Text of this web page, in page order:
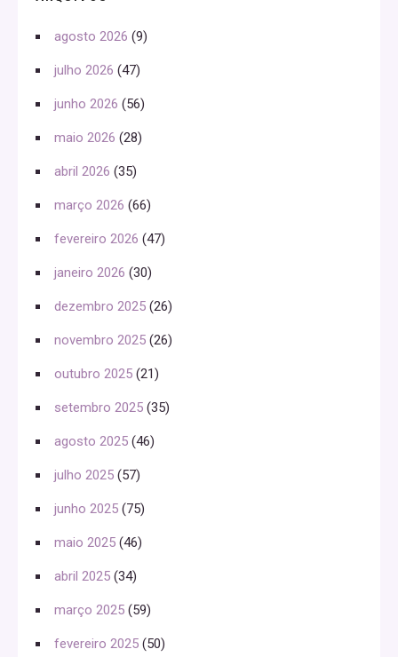
agosto 2026 (9)
julho 2026 (47)
junho 2026 (56)
maio 2026 (28)
abril 2026 (35)
março 2026 (66)
fevereiro 2026 (47)
janeiro 2026 (30)
dezembro 2025 (26)
novembro 2025 (26)
outubro 2025 (21)
setembro 2025 (35)
agosto 2025 (46)
julho 2025 (57)
junho 2025 (75)
maio 2025 (46)
abril 2025 (34)
março 2025 (59)
fevereiro 2025 (50)